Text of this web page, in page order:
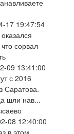
17 19:47:54
сорвал
09 13:41:00
с 2016
Саратова.
шли нав...
08 12:40:00
в этом